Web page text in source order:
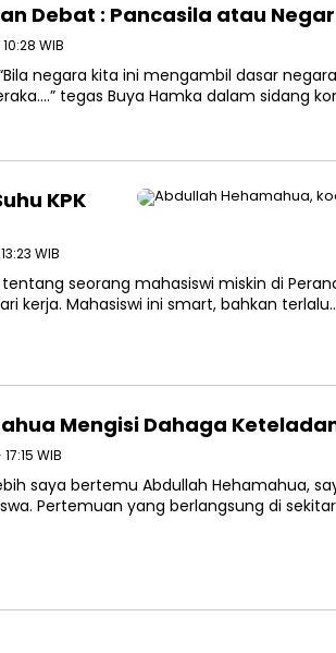
Debat : Pancasila atau
WIB
negara kita ini mengambil dasar
tegas Buya Hamka dalam sidang
KPK
WIB
tentang seorang mahasiswi miskin di
kerja. Mahasiswi ini smart, bahkan
Mengisi Dahaga
WIB
saya bertemu Abdullah Hehamahua,
Pertemuan yang berlangsung di